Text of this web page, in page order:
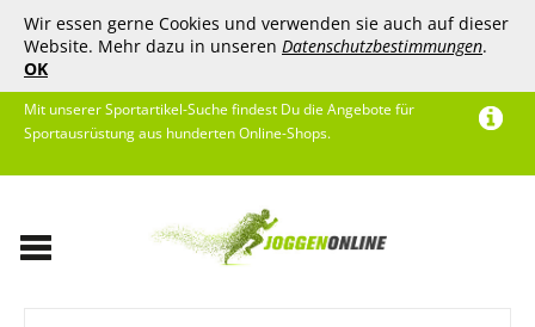
Wir essen gerne Cookies und verwenden sie auch auf dieser
Website. Mehr dazu in unseren Datenschutzbestimmungen.
OK
Mit unserer Sportartikel-Suche findest Du die Angebote für
Sportausrüstung aus hunderten Online-Shops.